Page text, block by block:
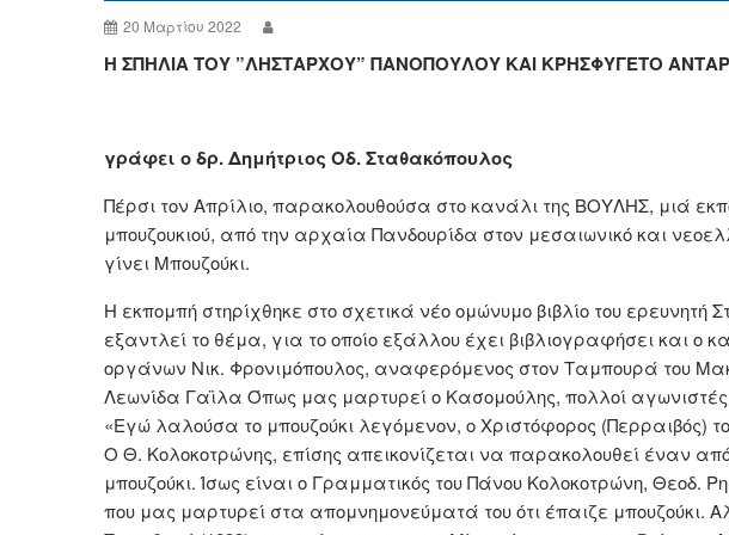
20 Μαρτίου 2022
Η ΣΠΗΛΙΑ ΤΟΥ ”ΛΗΣΤΑΡΧΟΥ” ΠΑΝΟΠΟΥΛΟΥ ΚΑΙ ΚΡΗΣΦΥΓΕΤΟ
γράφει ο δρ. Δημήτριος Οδ. Σταθακόπουλος
Πέρσι τον Απρίλιο, παρακολουθούσα στο κανάλι της ΒΟΥΛΗΣ, μιά
μπουζουκιού, από την αρχαία Πανδουρίδα στον μεσαιωνικό και
γίνει Μπουζούκι.
Η εκπομπή στηρίχθηκε στο σχετικά νέο ομώνυμο βιβλίο του
εξαντλεί το θέμα, για το οποίο εξάλλου έχει βιβλιογραφήσει και ο
οργάνων Νικ. Φρονιμόπουλος, αναφερόμενος στον Ταμπουρά του
Λεωνίδα Γαϊλα Όπως μας μαρτυρεί ο Κασομούλης, πολλοί
«Εγώ λαλούσα το μπουζούκι λεγόμενον, ο Χριστόφορος (Περραιβός)
Ο Θ. Κολοκοτρώνης, επίσης απεικονίζεται να παρακολουθεί έναν
μπουζούκι. Ίσως είναι ο Γραμματικός του Πάνου Κολοκοτρώνη, Θεοδ.
που μας μαρτυρεί στα απομνημονεύματά του ότι έπαιζε μπουζούκι.